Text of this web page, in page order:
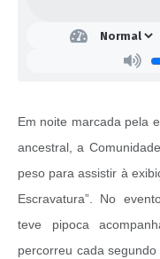
Em noite marcada pela
ancestral, a
peso para assistir à
Escravatura”. No
teve pipoca
percorreu cada